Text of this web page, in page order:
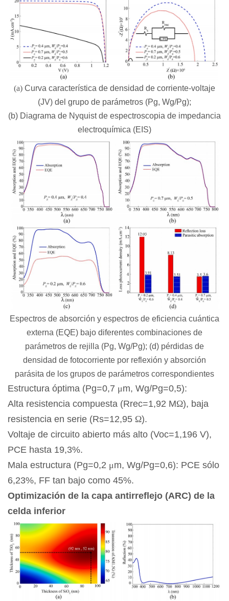
(a) Curva característica de densidad de corriente-voltaje
(JV) del grupo de parámetros (Pg, Wg/Pg);
(b) Diagrama de Nyquist de espectroscopia de impedancia
electroquímica (EIS)
Espectros de absorción y espectros de eficiencia cuántica
externa (EQE) bajo diferentes combinaciones de
parámetros de rejilla (Pg, Wg/Pg); (d) pérdidas de
densidad de fotocorriente por reflexión y absorción
parásita de los grupos de parámetros correspondientes
Estructura óptima (Pg=0,7 μm, Wg/Pg=0,5):
Alta resistencia compuesta (Rrec=1,92 MΩ), baja
resistencia en serie (Rs=12,95 Ω).
Voltaje de circuito abierto más alto (Voc=1,196 V),
PCE hasta 19,3%.
Mala estructura (Pg=0,2 μm, Wg/Pg=0,6): PCE sólo
6,23%, FF tan bajo como 45%.
Optimización de la capa antirreflejo (ARC) de la
celda inferior